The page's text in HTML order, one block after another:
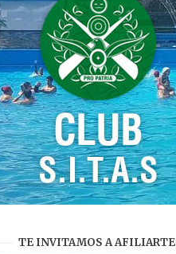
TE INVITAMOS A AFILIARTE